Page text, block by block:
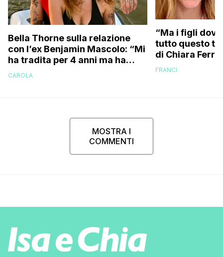
Bella Thorne sulla relazione
con l’ex Benjamin Mascolo: “Mi
ha tradita per 4 anni ma ha
sostenuto che non contava
CAROLA
“Ma i figli
tutto questo
di Chiara
risponde
FRANCI
MOSTRA I
COMMENTI